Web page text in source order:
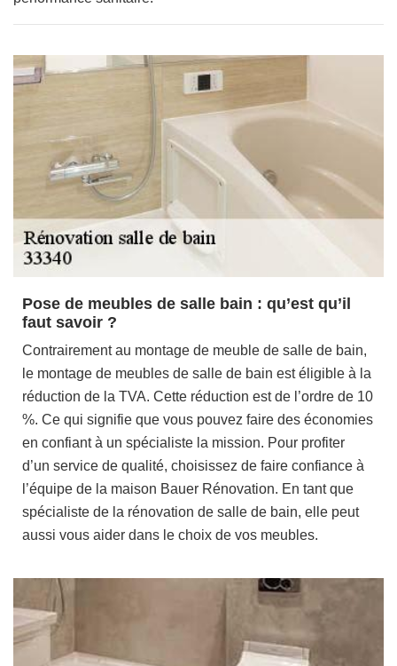
Pose de meubles de salle bain : qu’est qu’il
faut savoir ?
Contrairement au montage de meuble de salle de bain,
le montage de meubles de salle de bain est éligible à la
réduction de la TVA. Cette réduction est de l’ordre de 10
%. Ce qui signifie que vous pouvez faire des économies
en confiant à un spécialiste la mission. Pour profiter
d’un service de qualité, choisissez de faire confiance à
l’équipe de la maison Bauer Rénovation. En tant que
spécialiste de la rénovation de salle de bain, elle peut
aussi vous aider dans le choix de vos meubles.